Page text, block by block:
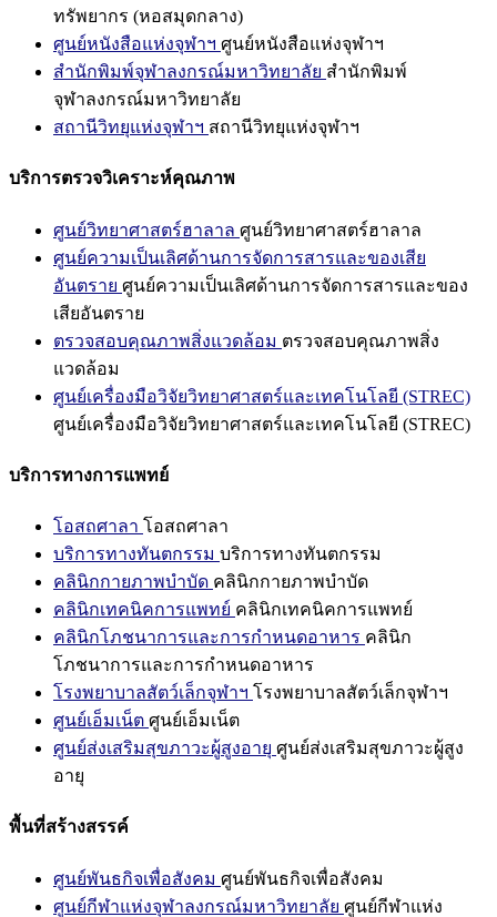
ทรัพยากร (หอสมุดกลาง)
ศูนย์หนังสือแห่งจุฬาฯ ศูนย์หนังสือแห่งจุฬาฯ
สำนักพิมพ์จุฬาลงกรณ์มหาวิทยาลัย สำนักพิมพ์
จุฬาลงกรณ์มหาวิทยาลัย
สถานีวิทยุแห่งจุฬาฯ สถานีวิทยุแห่งจุฬาฯ
บริการตรวจวิเคราะห์คุณภาพ
ศูนย์วิทยาศาสตร์ฮาลาล ศูนย์วิทยาศาสตร์ฮาลาล
ศูนย์ความเป็นเลิศด้านการจัดการสารและของเสีย
อันตราย ศูนย์ความเป็นเลิศด้านการจัดการสารและของ
เสียอันตราย
ตรวจสอบคุณภาพสิ่งแวดล้อม ตรวจสอบคุณภาพสิ่ง
แวดล้อม
ศูนย์เครื่องมือวิจัยวิทยาศาสตร์และเทคโนโลยี (STREC)
ศูนย์เครื่องมือวิจัยวิทยาศาสตร์และเทคโนโลยี (STREC)
บริการทางการแพทย์
โอสถศาลา โอสถศาลา
บริการทางทันตกรรม บริการทางทันตกรรม
คลินิกกายภาพบำบัด คลินิกกายภาพบำบัด
คลินิกเทคนิคการแพทย์ คลินิกเทคนิคการแพทย์
คลินิกโภชนาการและการกำหนดอาหาร คลินิก
โภชนาการและการกำหนดอาหาร
โรงพยาบาลสัตว์เล็กจุฬาฯ โรงพยาบาลสัตว์เล็กจุฬาฯ
ศูนย์เอ็มเน็ต ศูนย์เอ็มเน็ต
ศูนย์ส่งเสริมสุขภาวะผู้สูงอายุ ศูนย์ส่งเสริมสุขภาวะผู้สูง
อายุ
พื้นที่สร้างสรรค์
ศูนย์พันธกิจเพื่อสังคม ศูนย์พันธกิจเพื่อสังคม
ศูนย์กีฬาแห่งจุฬาลงกรณ์มหาวิทยาลัย ศูนย์กีฬาแห่ง